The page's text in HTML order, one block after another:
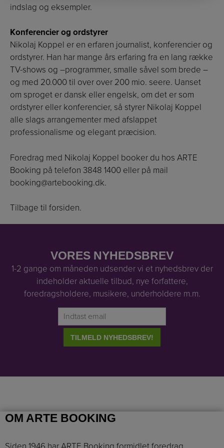
indslag og eksempler.
Konferencier og ordstyrer
Nikolaj Koppel er en erfaren journalist, konferencier og
ordstyrer. Han har mange års erfaring fra en lang række
TV-shows og –programmer, smalle såvel som brede –
og med 20.000 til over over 200 mio. seere. Uanset
om sproget er dansk eller engelsk, om det er som
ordstyrer eller konferencier, så styrer Nikolaj Koppel
alle slags arrangementer med afslappet
professionalisme og elegant præcision.
Foredrag med Nikolaj Koppel booker du hos ARTE
Booking på telefon 3848 1400 eller på mail
booking@artebooking.dk.
Tilbage til forsiden.
VORES NYHEDSBREV
1-2 gange om måneden udsender vi et nyhedsbrev der
indeholder aktuelle tilbud, nye forfattere,
foredragsholdere, musikere, underholdere m.m.
OM ARTE BOOKING